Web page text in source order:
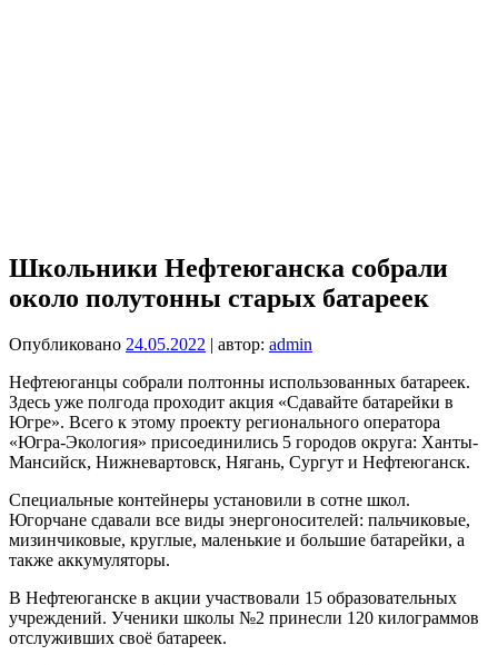
Школьники Нефтеюганска собрали
около полутонны старых батареек
Опубликовано 24.05.2022 | автор: admin
Нефтеюганцы собрали полтонны использованных батареек.
Здесь уже полгода проходит акция «Сдавайте батарейки в
Югре». Всего к этому проекту регионального оператора
«Югра-Экология» присоединились 5 городов округа: Ханты-
Мансийск, Нижневартовск, Нягань, Сургут и Нефтеюганск.
Специальные контейнеры установили в сотне школ.
Югорчане сдавали все виды энергоносителей: пальчиковые,
мизинчиковые, круглые, маленькие и большие батарейки, а
также аккумуляторы.
В Нефтеюганске в акции участвовали 15 образовательных
учреждений. Ученики школы №2 принесли 120 килограммов
отслуживших своё батареек.